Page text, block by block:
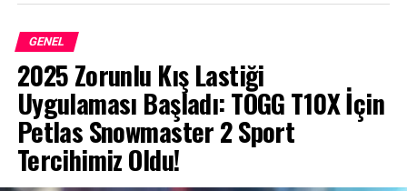
Volvo FM 4×2 çekici
Volvo FM 6×2 kamyon
Volvo FH 4×2 çekici (Yeni eklendi)
Volvo FH 6×2 kamyon (Yeni eklendi)
Volvo FH Aero 4×2 çekici
Volvo FH Aero 6×2 kamyon
GENEL
2025 Zorunlu Kış Lastiği
Uygulaması Başladı: TOGG T10X İçin
Petlas Snowmaster 2 Sport
Tercihimiz Oldu!